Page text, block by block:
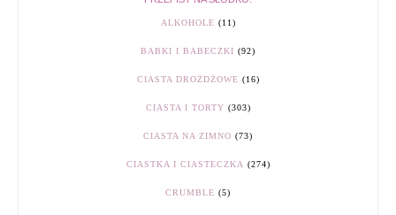
ALKOHOLE (11)
BABKI I BABECZKI (92)
CIASTA DROŻDŻOWE (16)
CIASTA I TORTY (303)
CIASTA NA ZIMNO (73)
CIASTKA I CIASTECZKA (274)
CRUMBLE (5)